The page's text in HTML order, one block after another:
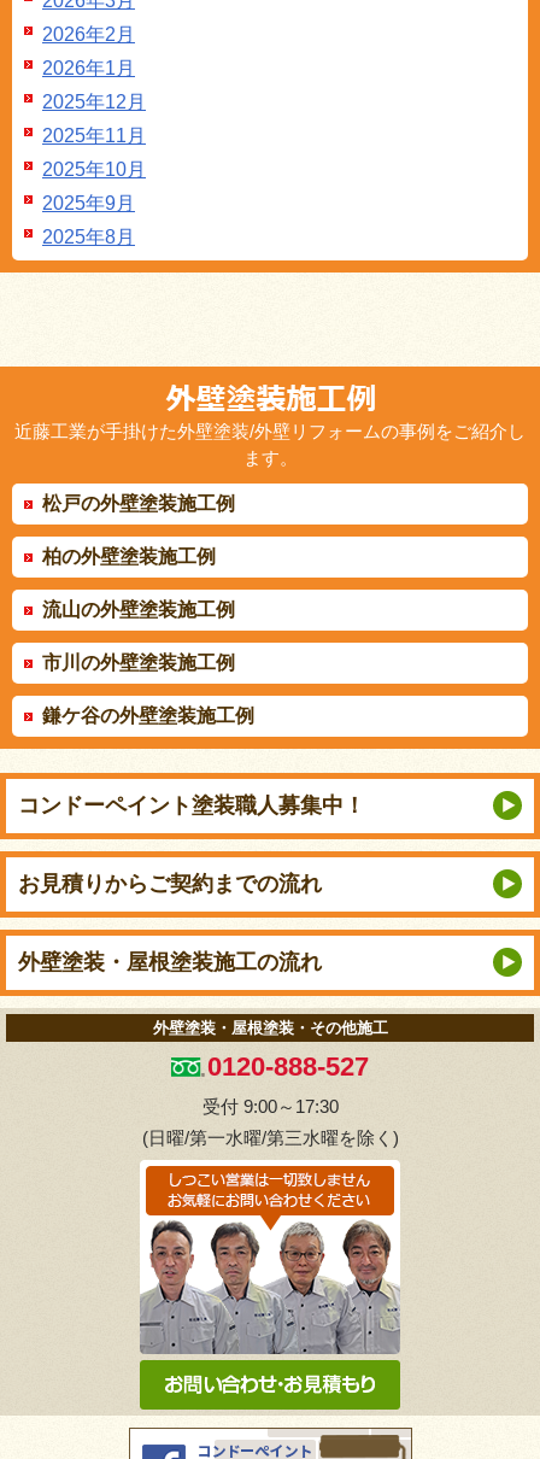
2026年2月
2026年1月
2025年12月
2025年11月
2025年10月
2025年9月
2025年8月
近藤工業が手掛けた外壁塗装/外壁リフォームの事例をご紹介し
ます。
松戸の外壁塗装施工例
柏の外壁塗装施工例
流山の外壁塗装施工例
市川の外壁塗装施工例
鎌ケ谷の外壁塗装施工例
コンドーペイント塗装職人募集中！
お見積りから ご契約までの流れ
外壁塗装・屋根塗装施工の流れ
外壁塗装・屋根塗装・その他施工
0120-888-527
受付 9:00～17:30
(日曜/第一水曜/第三水曜を除く)